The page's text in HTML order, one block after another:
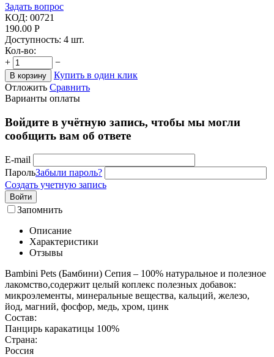
Задать вопрос
КОД: 00721
190.00 Р
Доступность: 4 шт.
Кол-во:
+
−
В корзину
Купить в один клик
Отложить Сравнить
Варианты оплаты
Войдите в учётную запись, чтобы мы могли
сообщить вам об ответе
E-mail
ПарольЗабыли пароль?
Создать учетную запись
Войти
Запомнить
Описание
Характеристики
Отзывы
Bambini Pets (Бамбини) Сепия – 100% натуральное и полезное
лакомство,содержит целый коплекс полезных добавок:
микроэлементы, минеральные вещества, кальций, железо,
йод, магний, фосфор, медь, хром, цинк
Состав:
Панцирь каракатицы 100%
Страна:
Россия